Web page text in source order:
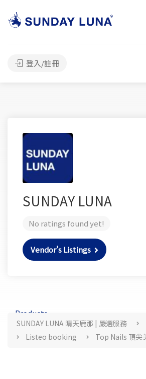
登入/註冊
SUNDAY LUNA
No ratings found yet!
Vendor's Listings
Products
SUNDAY LUNA 晴天鹿那 | 嚴選服務
Listeo booking
Top Nails 頂尖